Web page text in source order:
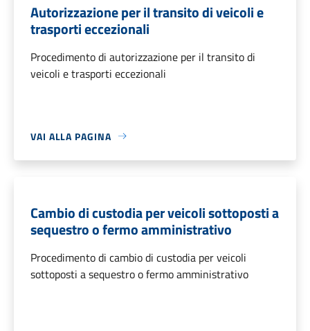
Autorizzazione per il transito di veicoli e
trasporti eccezionali
Procedimento di autorizzazione per il transito di
veicoli e trasporti eccezionali
VAI ALLA PAGINA
Cambio di custodia per veicoli sottoposti a
sequestro o fermo amministrativo
Procedimento di cambio di custodia per veicoli
sottoposti a sequestro o fermo amministrativo